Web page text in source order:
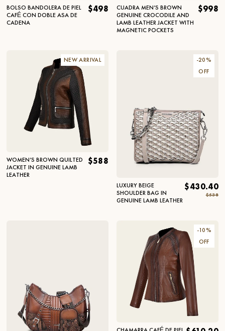
BOLSO BANDOLERA DE PIEL
CAFÉ CON DOBLE ASA DE
CADENA
$498
CUADRA MEN’S BROWN
GENUINE CROCODILE AND
LAMB LEATHER JACKET WITH
MAGNETIC POCKETS
$998
NEW ARRIVAL
WOMEN’S BROWN QUILTED
JACKET IN GENUINE LAMB
LEATHER
$588
-20%
OFF
LUXURY BEIGE
SHOULDER BAG IN
GENUINE LAMB LEATHER
$430.40
$538
-10%
OFF